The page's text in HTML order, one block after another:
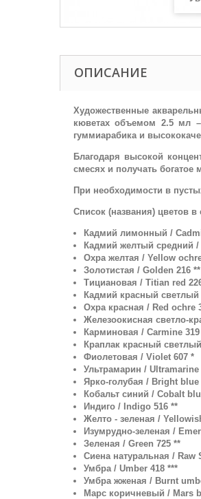
ОПИСАНИЕ
Художественные
кюветах объемом 2.5 мл –
гуммиарабика и
Благодаря высокой
смесях и получать богатое
При необходимости в
Список (названия) цветов в
Кадмий лимонный /
Кадмий желтый средний
Охра желтая / Yellow
Золотистая / Golden 216 **
Тициановая / Titian red
Кадмий красный
Охра красная / Red ochre
Железоокисная светло-
Карминовая / Carmine 319
Краплак красный
Фиолетовая / Violet 607 *
Ультрамарин / Ultramarine
Ярко-голубая / Bright blue
Кобальт синий / Cobalt
Индиго / Indigo 516 **
Желто - зеленая /
Изумрудно-зеленая /
Зеленая / Green 725 **
Сиена натуральная / Raw
Умбра / Umber 418 ***
Умбра жженая / Burnt
Марс коричневый / Mars